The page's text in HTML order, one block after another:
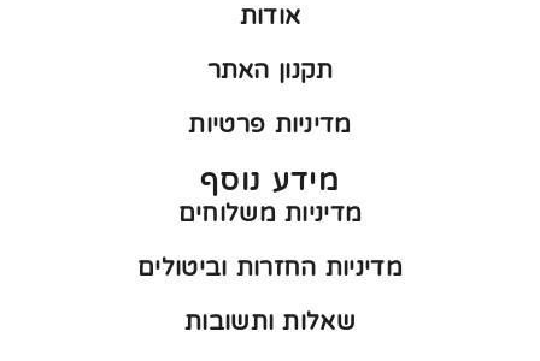
אודות
תקנון האתר
מדיניות פרטיות
מידע נוסף
מדיניות משלוחים
מדיניות החזרות וביטולים
שאלות ותשובות